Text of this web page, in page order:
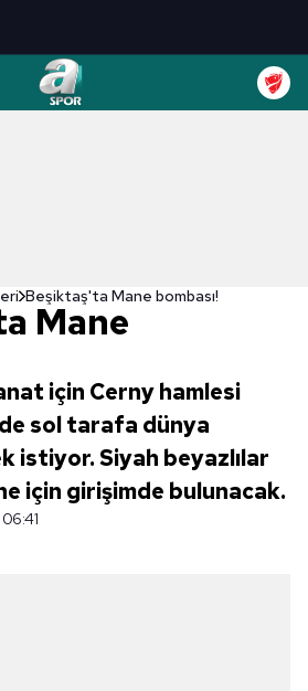
Beşiktaş'ta Mane bombası!
Mane
için Cerny hamlesi
sol tarafa dünya
istiyor. Siyah beyazlılar
için girişimde bulunacak.